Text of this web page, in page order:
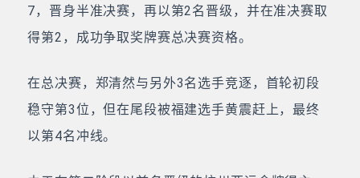
7，晋身半准决赛，再以第2名晋级，并在准决赛取
得第2，成功争取奖牌赛总决赛资格。
在总决赛，郑清然与另外3名选手竞逐，首轮初段
稳守第3位，但在尾段被福建选手黄震赶上，最终
以第4名冲线。